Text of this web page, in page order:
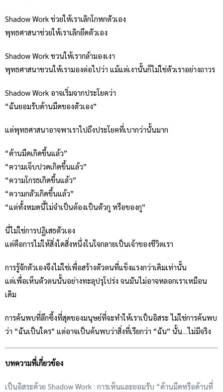
Shadow Work ช่วยให้เราเลิกโกหกตัวเอง
พุทธศาสนาช่วยให้เราเลิกยึดตัวเอง
Shadow Work ชวนให้เรากล้ามองเงา
พุทธศาสนาชวนให้เรามองต่อไปว่า แม้แต่เงานั้นก็ไม่ใช่ตัวเราอย่างถาวร
Shadow Work อาจเริ่มจากประโยคว่า
“ฉันยอมรับด้านมืดของตัวเอง”
แต่พุทธศาสนาอาจพาเราไปถึงประโยคที่เบากว่านั้นมาก
“ด้านมืดเกิดขึ้นแล้ว”
“ความเจ็บปวดเกิดขึ้นแล้ว”
“ความโกรธเกิดขึ้นแล้ว”
“ความกลัวเกิดขึ้นแล้ว”
“แต่ทั้งหมดนี้ไม่จำเป็นต้องเป็นตัวกู หรือของกู”
นี่ไม่ใช่การปฏิเสธตัวเอง
แต่คือการไม่ให้สิ่งใดสิ่งหนึ่งในใจกลายเป็นเจ้าของชีวิตเรา
การรู้จักตัวเองจึงไม่ใช่เพื่อสร้างตัวตนที่แข็งแรงกว่าเดิมเท่านั้น
แต่เพื่อเห็นตัวตนนั้นอย่างทะลุปรุโปร่ง จนมันไม่อาจหลอกเราเหมือน
เดิม
การค้นพบที่ลึกซึ้งที่สุดของมนุษย์ที่จะทำให้เราเป็นอิสระ ไม่ใช่การค้นพบ
ว่า “ฉันเป็นใคร” แต่อาจเป็นค้นพบว่าสิ่งที่เรียกว่า “ฉัน” นั้น…ไม่มีจริง
บทความที่เกี่ยวข้อง
เป็นอิสระด้วย Shadow Work : การเห็นและยอมรับ “ด้านมืดหรือด้านที่